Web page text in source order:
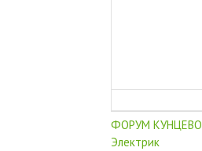
ФОРУМ КУНЦЕВО
Электрик